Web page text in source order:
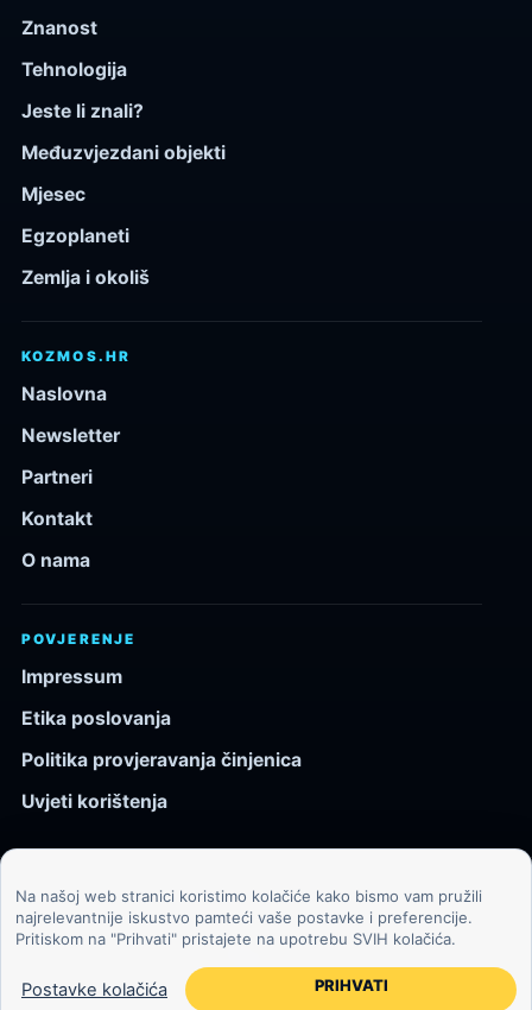
Znanost
Tehnologija
Jeste li znali?
Međuzvjezdani objekti
Mjesec
Egzoplaneti
Zemlja i okoliš
KOZMOS.HR
Naslovna
Newsletter
Partneri
Kontakt
O nama
POVJERENJE
Impressum
Etika poslovanja
Politika provjeravanja činjenica
Uvjeti korištenja
© 2026 Kozmos.hr. Sva prava pridržana.
Svemir, znanost, tehnologija i velike ideje za znatiželjne
čitatelje.
Na našoj web stranici koristimo kolačiće kako bismo vam pružili
najrelevantnije iskustvo pamteći vaše postavke i preferencije.
Pritiskom na "Prihvati" pristajete na upotrebu SVIH kolačića.
Postavke kolačića PRIHVATI